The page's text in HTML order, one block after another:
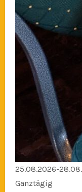
25.08.2026-
Ganztägig